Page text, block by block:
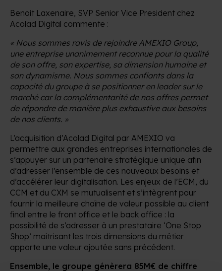
Benoit Laxenaire, SVP Senior Vice President chez
Acolad Digital commente :
« Nous sommes ravis de rejoindre AMEXIO Group,
une entreprise unanimement reconnue pour la qualité
de son offre, son expertise, sa dimension humaine et
son dynamisme. Nous sommes confiants dans la
capacité du groupe à se positionner en leader sur le
marché car la complémentarité de nos offres permet
de répondre de manière plus exhaustive aux besoins
de nos clients. »
L’acquisition d’Acolad Digital par AMEXIO va
permettre aux grandes entreprises internationales de
s’appuyer sur un partenaire stratégique unique afin
d’adresser l’ensemble de ces nouveaux besoins et
d’accélérer leur digitalisation. Les enjeux de l’ECM, du
CCM et du CXM se mutualisent et s’intègrent pour
fournir la meilleure chaîne de valeur possible au client
final entre le front office et le back office : la
possibilité de s’adresser à un prestataire ‘One Stop
Shop’ maitrisant les trois dimensions du métier
apporte une valeur ajoutée sans précédent.
Ensemble, le groupe génèrera 85M€ de chiffre